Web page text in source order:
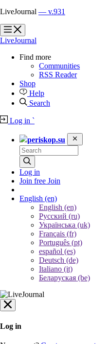
LiveJournal — v.931
?
?
LiveJournal
Find more
Communities
RSS Reader
Shop
Help
Search
Log in `
periskop.su
Log in
Join free Join
English (en)
English (en)
Русский (ru)
Українська (uk)
Français (fr)
Português (pt)
español (es)
Deutsch (de)
Italiano (it)
Беларуская (be)
Log in